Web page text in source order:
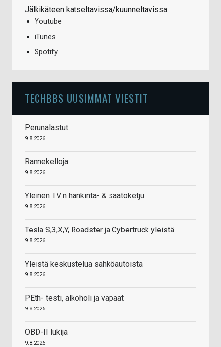
Jälkikäteen katseltavissa/kuunneltavissa:
Youtube
iTunes
Spotify
TECHBBS UUSIMMAT VIESTIT
Perunalastut
9.8.2026
Rannekelloja
9.8.2026
Yleinen TV:n hankinta- & säätöketju
9.8.2026
Tesla S,3,X,Y, Roadster ja Cybertruck yleistä
9.8.2026
Yleistä keskustelua sähköautoista
9.8.2026
PEth- testi, alkoholi ja vapaat
9.8.2026
OBD-II lukija
9.8.2026